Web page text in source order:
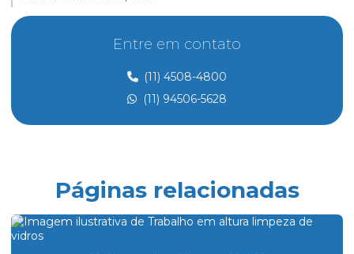
Controle de acesso e portaria
Controle de acesso preço
Controle de acesso de prestadores de serviço
Eletricista de manutenção predial
Empresa de dedetização
Entre em contato
(11) 4508-4800
(11) 94506-5628
Páginas relacionadas